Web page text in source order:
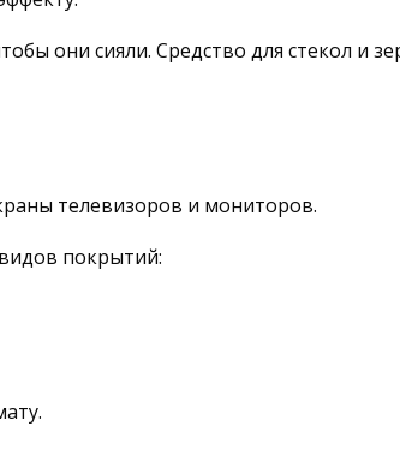
они сияли. Средство для стекол и
телевизоров и мониторов.
покрытий: